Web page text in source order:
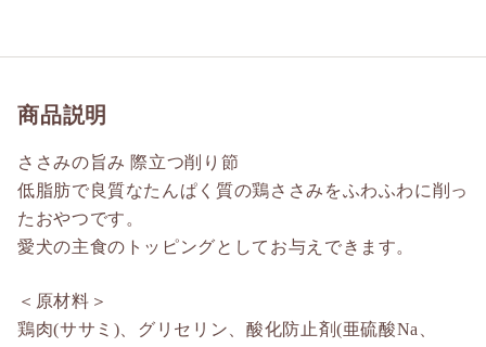
商品説明
ささみの旨み 際立つ削り節
低脂肪で良質なたんぱく質の鶏ささみをふわふわに削っ
たおやつです。
愛犬の主食のトッピングとしてお与えできます。
＜原材料＞
鶏肉(ササミ)、グリセリン、酸化防止剤(亜硫酸Na、